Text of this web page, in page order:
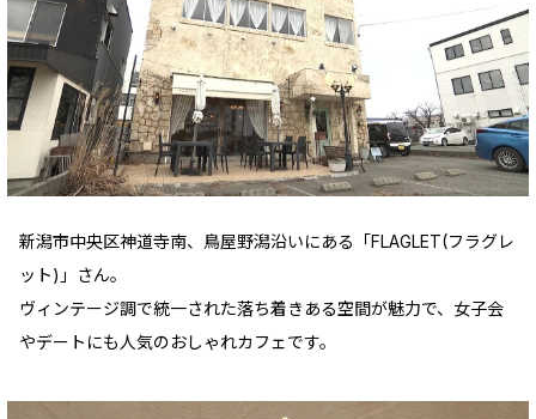
新潟市中央区神道寺南、鳥屋野潟沿いにある「FLAGLET(フラグレ
ット)」さん。
ヴィンテージ調で統一された落ち着きある空間が魅力で、女子会
やデートにも人気のおしゃれカフェです。